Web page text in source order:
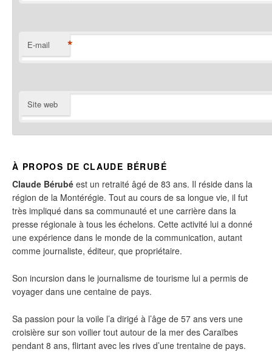
E-mail *
Site web
À PROPOS DE CLAUDE BÉRUBÉ
Claude Bérubé est un retraité âgé de 83 ans. Il réside dans la
région de la Montérégie. Tout au cours de sa longue vie, il fut
très impliqué dans sa communauté et une carrière dans la
presse régionale à tous les échelons. Cette activité lui a donné
une expérience dans le monde de la communication, autant
comme journaliste, éditeur, que propriétaire.
Son incursion dans le journalisme de tourisme lui a permis de
voyager dans une centaine de pays.
Sa passion pour la voile l’a dirigé à l’âge de 57 ans vers une
croisière sur son voilier tout autour de la mer des Caraïbes
pendant 8 ans, flirtant avec les rives d’une trentaine de pays.